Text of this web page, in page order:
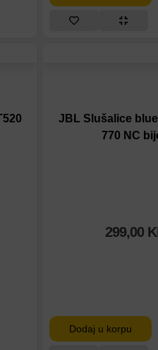
JBL Slušalice
770 NC
299,00
Dodaj u korpu